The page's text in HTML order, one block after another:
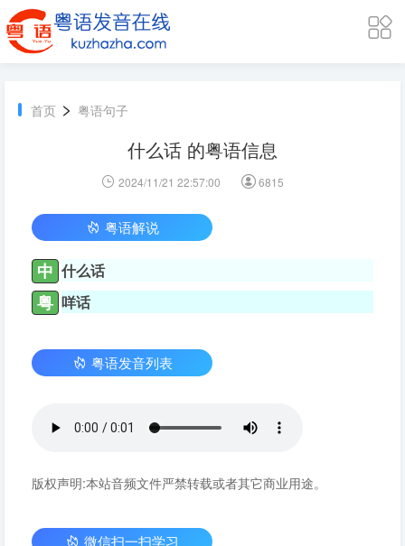
首页 > 粤语句子
什么话 的粤语信息
2024/11/21 22:57:00 6815
粤语解说
中 什么话
粤 咩话
粤语发音列表
版权声明:本站音频文件严禁转载或者其它商业用途。
微信扫一扫学习